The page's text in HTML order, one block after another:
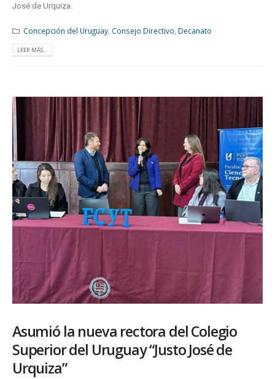
José de Urquiza.
Concepción del Uruguay, Consejo Directivo Decanato
LEER MÁS...
Asumió la nueva rectora del Colegio
Superior del Uruguay “Justo José de
Urquiza”